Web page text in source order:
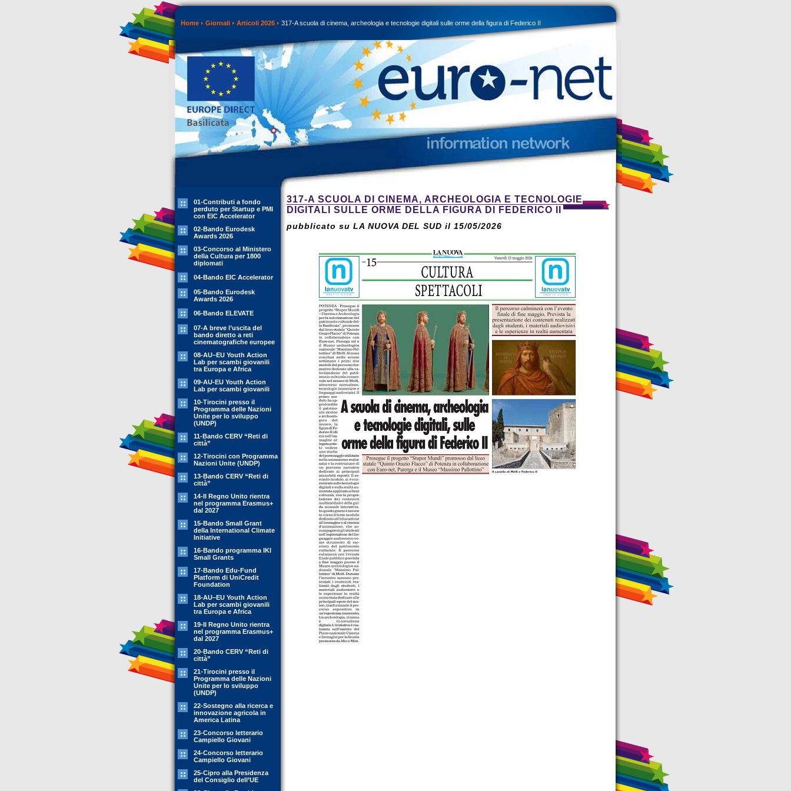
Home Giornali Articoli 2026 317-A scuola di cinema, archeologia e tecnologie digitali sulle orme della figura di Federico II
01-Contributi a fondo
perduto per Startup e PMI
con EIC Accelerator
02-Bando Eurodesk
Awards 2026
03-Concorso al Ministero
della Cultura per 1800
diplomati
04-Bando EIC Accelerator
05-Bando Eurodesk
Awards 2026
06-Bando ELEVATE
07-A breve l’uscita del
bando diretto a reti
cinematografiche europee
08-AU–EU Youth Action
Lab per scambi giovanili
tra Europa e Africa
09-AU-EU Youth Action
Lab per scambi giovanili
10-Tirocini presso il
Programma delle Nazioni
Unite per lo sviluppo
(UNDP)
11-Bando CERV “Reti di
città”
12-Tirocini con Programma
Nazioni Unite (UNDP)
13-Bando CERV “Reti di
città”
14-Il Regno Unito rientra
nel programma Erasmus+
dal 2027
15-Bando Small Grant
della International Climate
Initiative
16-Bando programma IKI
Small Grants
17-Bando Edu-Fund
Platform di UniCredit
Foundation
18-AU–EU Youth Action
Lab per scambi giovanili
tra Europa e Africa
19-Il Regno Unito rientra
nel programma Erasmus+
dal 2027
20-Bando CERV “Reti di
città”
21-Tirocini presso il
Programma delle Nazioni
Unite per lo sviluppo
(UNDP)
22-Sostegno alla ricerca e
innovazione agricola in
America Latina
23-Concorso letterario
Campiello Giovani
24-Concorso letterario
Campiello Giovani
25-Cipro alla Presidenza
del Consiglio dell’UE
317-A SCUOLA DI CINEMA, ARCHEOLOGIA E TECNOLOGIE
DIGITALI SULLE ORME DELLA FIGURA DI FEDERICO II
pubblicato su LA NUOVA DEL SUD il 15/05/2026